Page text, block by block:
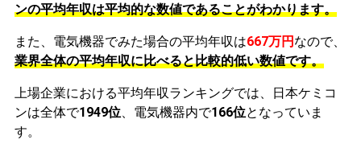
ンの平均年収は平均的な数値であることがわかります。
また、電気機器でみた場合の平均年収は667万円 なので、
業界全体の平均年収に比べると比較的低い数値です。
上場企業における平均年収ランキングでは、日本ケミコ
ンは全体で1949位、電気機器内で166位となっていま
す。